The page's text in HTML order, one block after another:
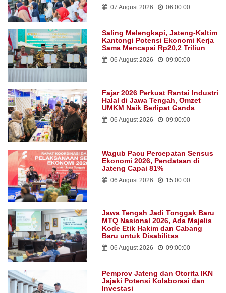
07 August 2026 06:00:00
Saling Melengkapi, Jateng-Kaltim
Kantongi Potensi Ekonomi Kerja
Sama Mencapai Rp20,2 Triliun
06 August 2026 09:00:00
Fajar 2026 Perkuat Rantai Industri
Halal di Jawa Tengah, Omzet
UMKM Naik Berlipat Ganda
06 August 2026 09:00:00
Wagub Pacu Percepatan Sensus
Ekonomi 2026, Pendataan di
Jateng Capai 81%
06 August 2026 15:00:00
Jawa Tengah Jadi Tonggak Baru
MTQ Nasional 2026, Ada Majelis
Kode Etik Hakim dan Cabang
Baru untuk Disabilitas
06 August 2026 09:00:00
Pemprov Jateng dan Otorita IKN
Jajaki Potensi Kolaborasi dan
Investasi